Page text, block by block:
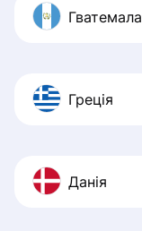
Гватемала
Греція
Данія